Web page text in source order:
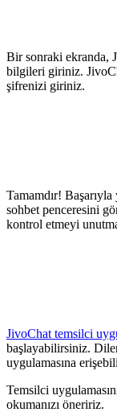
Bir sonraki ekranda,
bilgileri giriniz.
şifrenizi giriniz.
Tamamdır!
sohbet penceresini
kontrol etmeyi
JivoChat temsilci
başlayabilirsiniz.
uygulamasına
Temsilci
okumanızı öneririz.